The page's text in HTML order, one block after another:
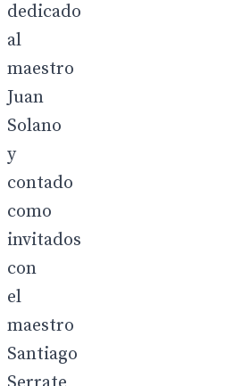
dedicado
al
maestro
Juan
Solano
y
contado
como
invitados
con
el
maestro
Santiago